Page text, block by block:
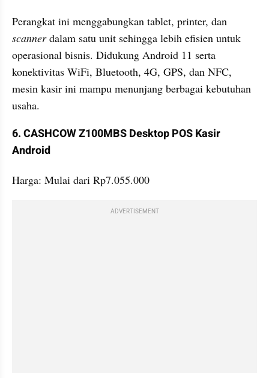
scanner dalam satu unit sehingga lebih efisien untuk
operasional bisnis. Didukung Android 11 serta
konektivitas WiFi, Bluetooth, 4G, GPS, dan NFC,
mesin kasir ini mampu menunjang berbagai kebutuhan
usaha.
6. CASHCOW Z100MBS Desktop POS Kasir
Android
Harga: Mulai dari Rp7.055.000
ADVERTISEMENT